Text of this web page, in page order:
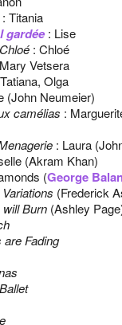
: Titania
gardée: Lise
: Chloé
Vetsera
Olga
(John Neumeier)
camélias :
: Laura
(Akram Khan)
(George
(Frederick
Burn(Ashley
are Fading